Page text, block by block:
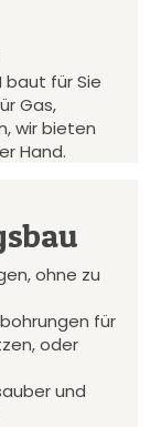
baut für Sie
Gas,
wir bieten
Hand.
ohne zu
für
oder
und